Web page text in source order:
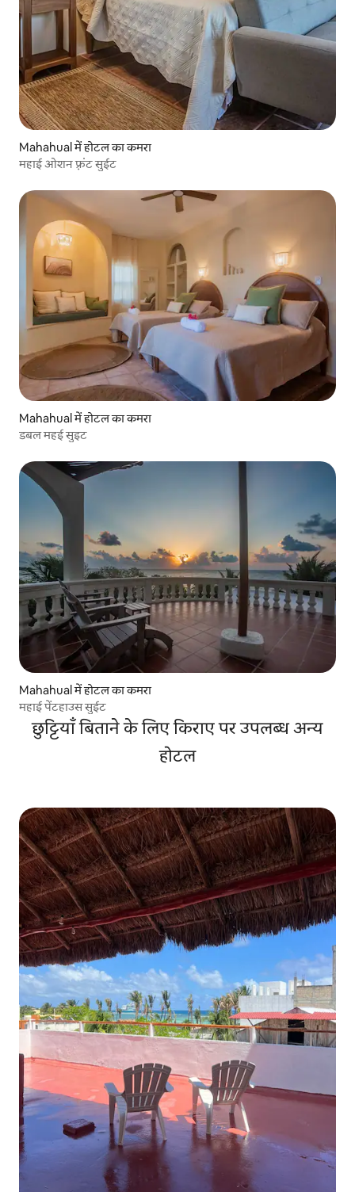
Mahahual में होटल का कमरा
महाई ओशन फ़्रंट सुईट
Mahahual में होटल का कमरा
डबल महई सुइट
Mahahual में होटल का कमरा
महाई पेंटहाउस सुईट
छुट्टियाँ बिताने के लिए किराए पर उपलब्ध अन्य
होटल